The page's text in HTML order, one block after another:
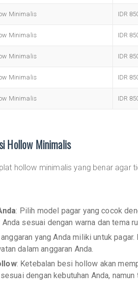
Minimalis IDR
Minimalis IDR
Minimalis IDR
Minimalis IDR
Minimalis IDR
Hollow Minimalis
hollow minimalis yang benar agar
: Pilih model pagar yang cocok
sesuai dengan warna dan tema
anggaran yang Anda miliki untuk
dalam anggaran Anda.
: Ketebalan besi hollow akan
dengan kebutuhan Anda,